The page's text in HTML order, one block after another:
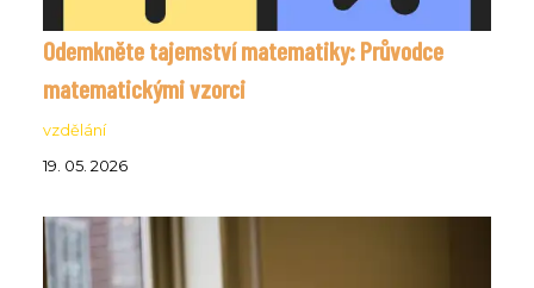
Odemkněte tajemství matematiky: Průvodce
matematickými vzorci
vzdělání
19. 05. 2026